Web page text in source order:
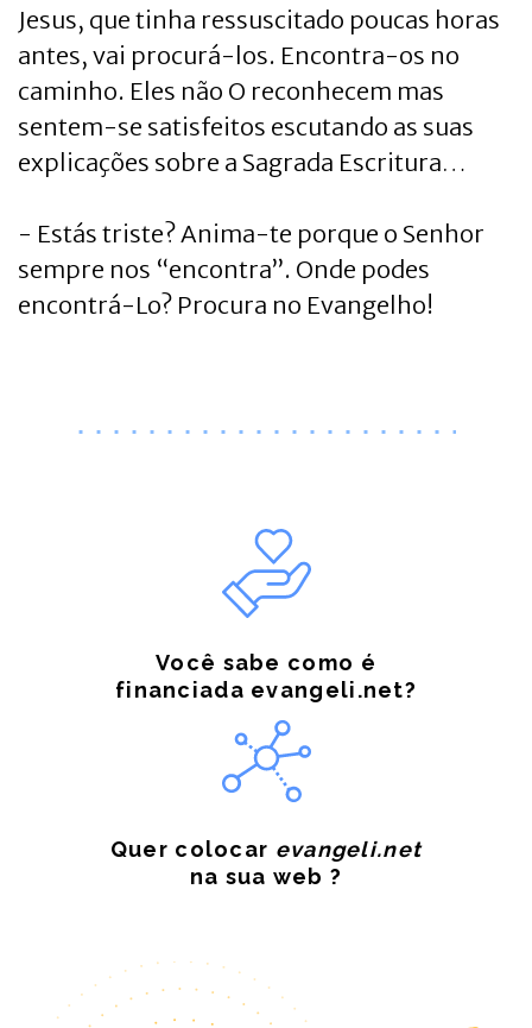
Jesus, que tinha ressuscitado poucas horas
antes, vai procurá-los. Encontra-os no
caminho. Eles não O reconhecem mas
sentem-se satisfeitos escutando as suas
explicações sobre a Sagrada Escritura…
- Estás triste? Anima-te porque o Senhor
sempre nos “encontra”. Onde podes
encontrá-Lo? Procura no Evangelho!
Você sabe como é
financiada evangeli.net?
Quer colocar evangeli.net
na sua web ?